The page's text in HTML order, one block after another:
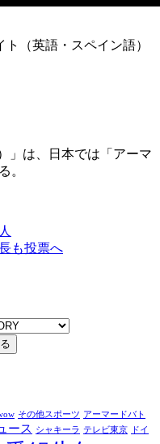
（英語・スペイン語）
」は、日本では「アーマ
。
も投票へ
その他スポーツ アーマードバト
ース シャキーラ テレビ東京 ドイ